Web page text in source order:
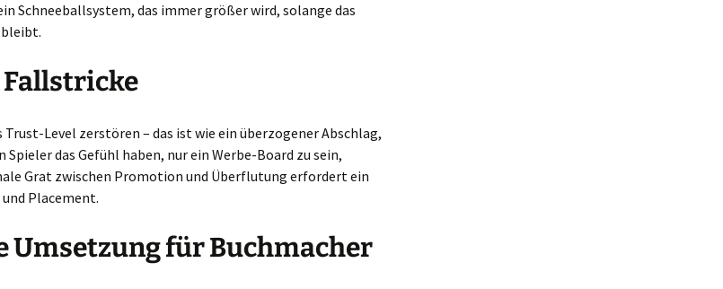
Schneeballsystem, das immer größer wird, solange das
Trust-Level zerstören – das ist wie ein überzogener Abschlag,
Spieler das Gefühl haben, nur ein Werbe-Board zu sein,
Grat zwischen Promotion und Überflutung erfordert ein
Placement.
Umsetzung für Buchmacher